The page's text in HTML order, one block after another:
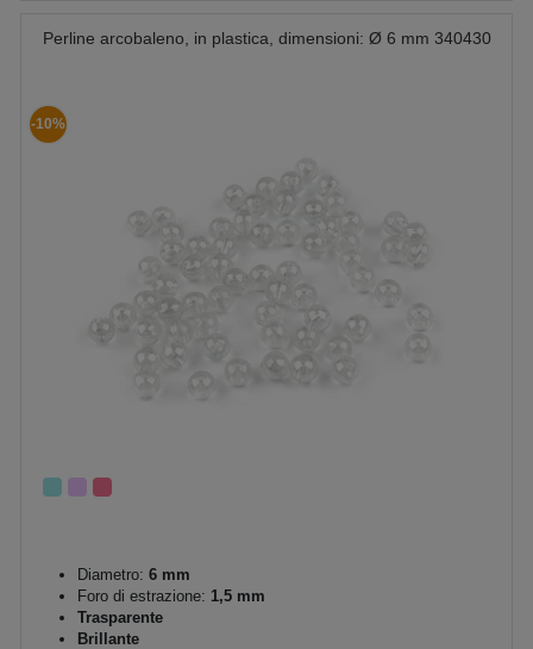
Perline arcobaleno, in plastica, dimensioni: Ø 6 mm 340430
-10%
Diametro: 6 mm
Foro di estrazione: 1,5 mm
Trasparente
Brillante